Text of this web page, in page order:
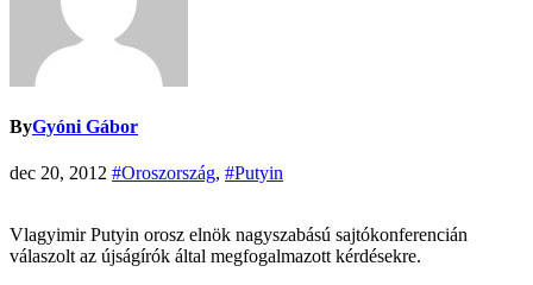
ByGyóni Gábor
dec 20, 2012 #Oroszország, #Putyin
Vlagyimir Putyin orosz elnök nagyszabású sajtókonferencián
válaszolt az újságírók által megfogalmazott kérdésekre.